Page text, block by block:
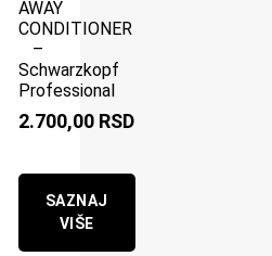
AWAY
CONDITIONER
–
Schwarzkopf
Professional
2.700,00 RSD
SAZNAJ
VIŠE